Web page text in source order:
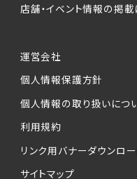
店舗・イベント情報の掲載
運営会社
個人情報保護方針
個人情報の取り扱いにつ
利用規約
リンク用バナーダウンロー
サイトマップ